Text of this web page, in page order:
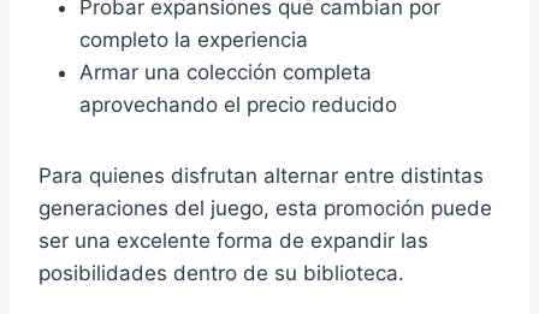
Probar expansiones que cambian por
completo la experiencia
Armar una colección completa
aprovechando el precio reducido
Para quienes disfrutan alternar entre distintas
generaciones del juego, esta promoción puede
ser una excelente forma de expandir las
posibilidades dentro de su biblioteca.